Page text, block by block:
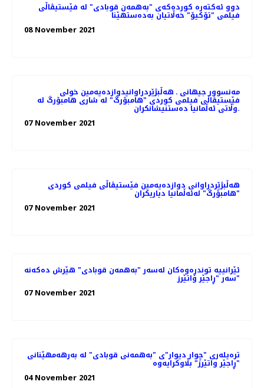
دوو ئەکتەرە کوردەکەی "بەهمەن قوبادی" لە فێستیڤاڵی
فیلمی "تۆکیۆ" خەڵاتیان بەدەستهێنا
08 November 2021
مەنسوور جیهانی ـ هه‌ڵبژێردراوانیدوازدەیەمین خولی
فێستیڤاڵی فیلمی کوردی "هامبۆرگ" لە شاری هامبۆرگ لە
وڵاتی ئەڵمانیا ده‌ستنیشانکران.
07 November 2021
هه‌ڵبژێردراوانی دوازدەیەمین فێستیڤاڵی فیلمی کوردی
"هامبۆرگ" لەئەڵمانیا دیاریکران
07 November 2021
ئێرانییە توندڕەوەکان لەسەر "بەهمەن قوبادی" هێرش دەکەنە
سەر "ڕاجێر واتێرز"
07 November 2021
ترەیلەری "چوار دیوار"ی "بەهمەنی قوبادی" لە بەرهەمهێنانی
"ڕاجێر واتێرز" بڵاوکرایەوە
04 November 2021